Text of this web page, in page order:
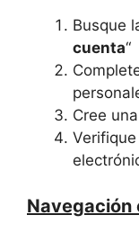
Busque
cuenta“
Cree
Navegación